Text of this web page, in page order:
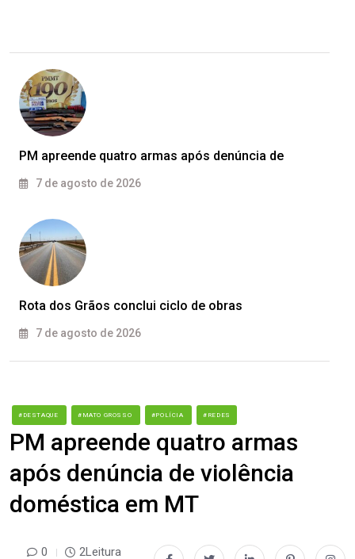
PM apreende quatro armas após denúncia de
7 de agosto de 2026
Rota dos Grãos conclui ciclo de obras
7 de agosto de 2026
#DESTAQUE #MATO GROSSO #POLÍCIA #REDES
PM apreende quatro armas
após denúncia de violência
doméstica em MT
0 2Leitura